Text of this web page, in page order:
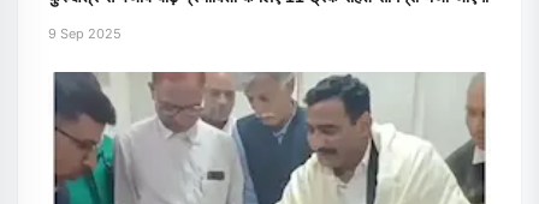
9 Sep 2025